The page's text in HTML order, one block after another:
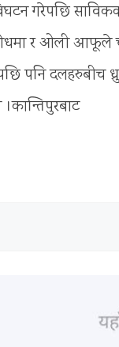
गरेपछि
र ओली आफूले
पनि